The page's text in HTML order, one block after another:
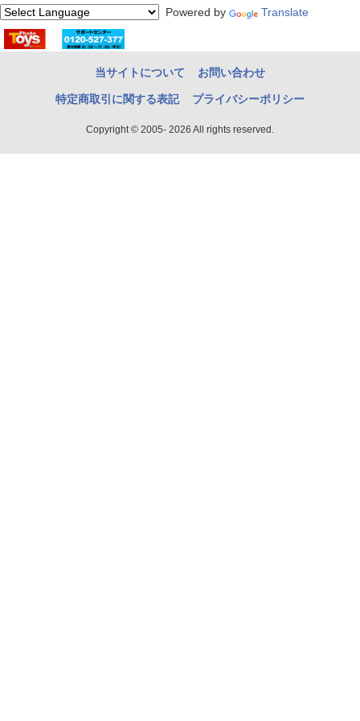
Powered by Translate
当サイトについて お問い合わせ
特定商取引に関する表記 プライバシーポリシー
Copyright © 2005- 2026 All rights reserved.